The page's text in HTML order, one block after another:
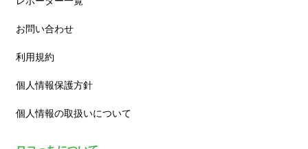
お問い合わせ
利用規約
個人情報保護方針
個人情報の取扱いについて